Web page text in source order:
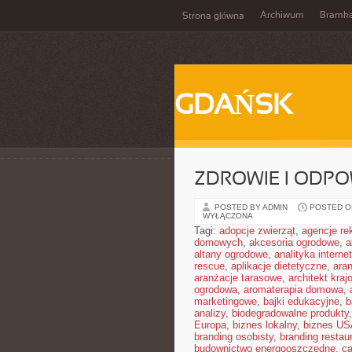
Strona główna Archiwum
GDAŃSK
ZDROWIE I
POSTED BY ADMIN POSTED
WYŁĄCZONA
Tagi: adopcje zwierząt, agencje
domowych, akcesoria ogrodowe,
altany ogrodowe, analityka
rescue, aplikacje dietetyczne,
aranżacje tarasowe, architekt
ogrodowa, aromaterapia domowa,
marketingowe, bajki edukacyjne,
analizy, biodegradowalne produkty,
Europa, biznes lokalny, biznes
branding osobisty, branding
budownictwo energooszczędne,